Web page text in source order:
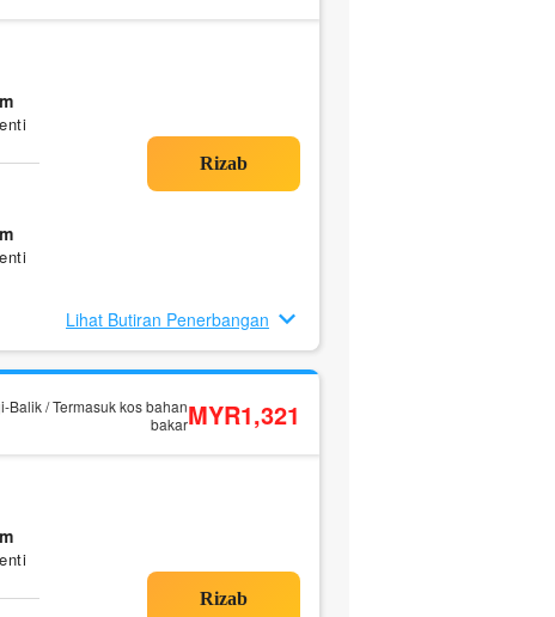
Lihat Butiran Penerbangan
Balik / Termasuk kos bahan
bakarMYR1,321